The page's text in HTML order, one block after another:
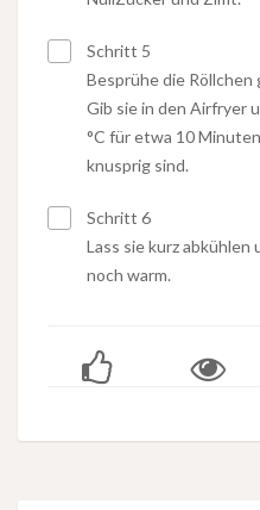
Schritt 5
Besprühe die Röllchen
Gib sie in den Airfryer
°C für etwa 10
knusprig sind.
Schritt 6
Lass sie kurz abkühlen
noch warm.